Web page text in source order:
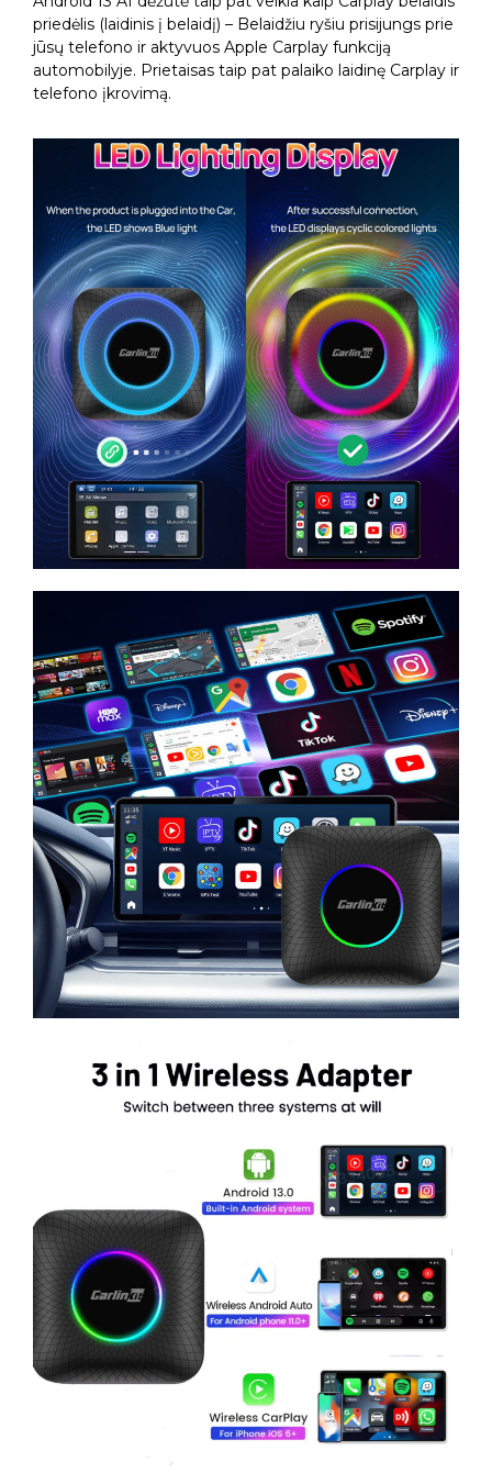
priedėlis (laidinis į belaidį) – Belaidžiu ryšiu prisijungs prie
jūsų telefono ir aktyvuos Apple Carplay funkciją
automobilyje. Prietaisas taip pat palaiko laidinę Carplay ir
telefono įkrovimą.